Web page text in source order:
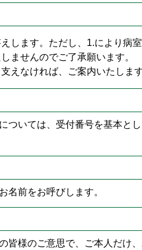
します。ただし、1.により病
ませんのでご了承願います。
えなければ、ご案内いたします
ついては、受付番号を基本と
名前をお呼びします。
皆様のご意思で、ご本人だけ